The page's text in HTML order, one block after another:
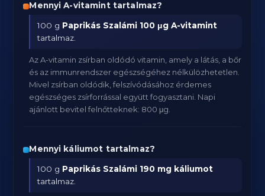
Mennyi A-vitamint tartalmaz?
100 g Paprikás Szalámi 100 μg A-vitamint
tartalmaz.
Az A-vitamin zsírban oldódó vitamin, amely a látás, a bőr
és az immunrendszer egészségéhez nélkülözhetetlen.
Mivel zsírban oldódik, felszívódásához érdemes
egészséges zsírforrással együtt fogyasztani. Napi
ajánlott bevitel felnőtteknek: 800 μg.
Mennyi káliumot tartalmaz?
100 g Paprikás Szalámi 190 mg káliumot
tartalmaz.